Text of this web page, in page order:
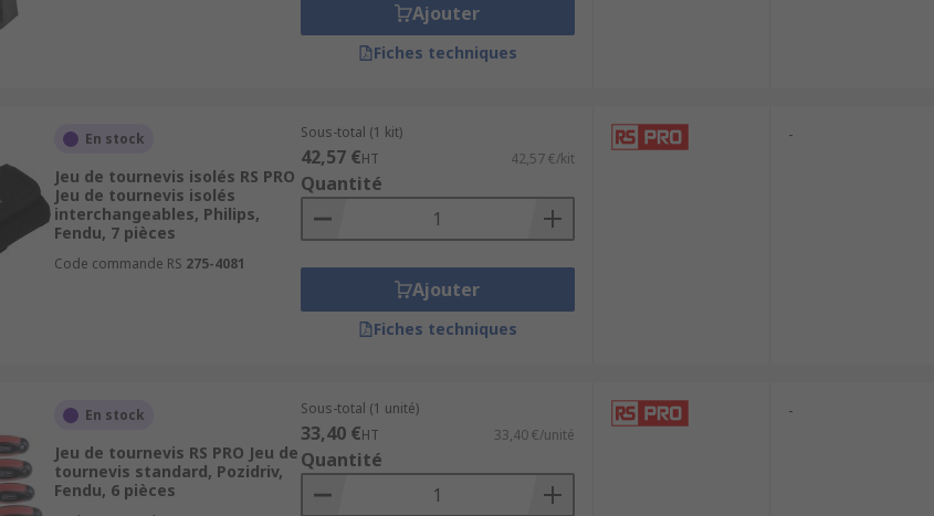
Ajouter
Fiches techniques
En stock
Jeu de tournevis isolés RS PRO
Jeu de tournevis isolés
interchangeables, Philips,
Fendu, 7 pièces
Code commande RS 275-4081
Sous-total (1 kit)
42,57 €HT 42,57 €/kit
Quantité
Ajouter
Fiches techniques
-
En stock
Jeu de tournevis RS PRO Jeu de
tournevis standard, Pozidriv,
Fendu, 6 pièces
Sous-total (1 unité)
33,40 €HT 33,40 €/unité
Quantité
-